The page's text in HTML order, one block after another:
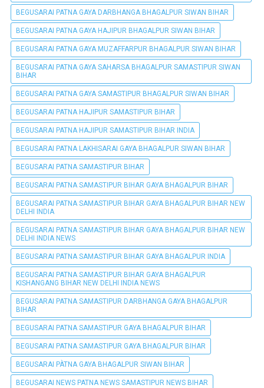
BEGUSARAI PATNA GAYA DARBHANGA BHAGALPUR SIWAN BIHAR
BEGUSARAI PATNA GAYA HAJIPUR BHAGALPUR SIWAN BIHAR
BEGUSARAI PATNA GAYA MUZAFFARPUR BHAGALPUR SIWAN BIHAR
BEGUSARAI PATNA GAYA SAHARSA BHAGALPUR SAMASTIPUR SIWAN
BIHAR
BEGUSARAI PATNA GAYA SAMASTIPUR BHAGALPUR SIWAN BIHAR
BEGUSARAI PATNA HAJIPUR SAMASTIPUR BIHAR
BEGUSARAI PATNA HAJIPUR SAMASTIPUR BIHAR INDIA
BEGUSARAI PATNA LAKHISARAI GAYA BHAGALPUR SIWAN BIHAR
BEGUSARAI PATNA SAMASTIPUR BIHAR
BEGUSARAI PATNA SAMASTIPUR BIHAR GAYA BHAGALPUR BIHAR
BEGUSARAI PATNA SAMASTIPUR BIHAR GAYA BHAGALPUR BIHAR NEW
DELHI INDIA
BEGUSARAI PATNA SAMASTIPUR BIHAR GAYA BHAGALPUR BIHAR NEW
DELHI INDIA NEWS
BEGUSARAI PATNA SAMASTIPUR BIHAR GAYA BHAGALPUR INDIA
BEGUSARAI PATNA SAMASTIPUR BIHAR GAYA BHAGALPUR
KISHANGANG BIHAR NEW DELHI INDIA NEWS
BEGUSARAI PATNA SAMASTIPUR DARBHANGA GAYA BHAGALPUR
BIHAR
BEGUSARAI PATNA SAMASTIPUR GAYA BHAGALPUR BIHAR
BEGUSARAI PATNA SAMASTIPUR GAYA BHAGALPUR BIHAR
BEGUSARAI PÀTNA GAYA BHAGALPUR SIWAN BIHAR
BEGUSARAI NEWS PATNA NEWS SAMASTIPUR NEWS BIHAR